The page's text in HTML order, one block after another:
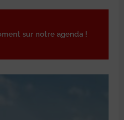
sur notre agenda !